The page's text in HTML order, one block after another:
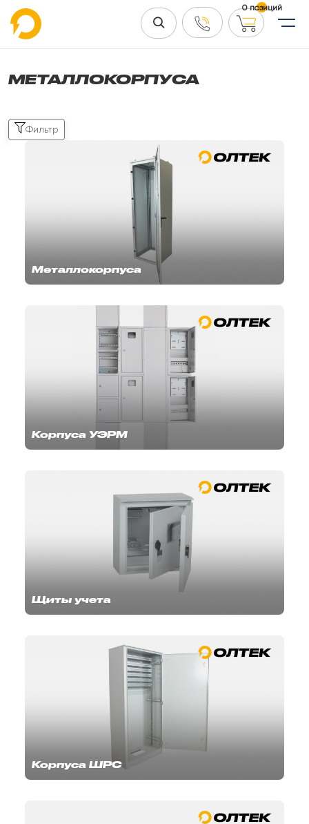
0 позиций
МЕТАЛЛОКОРПУСА
Фильтр
Металлокорпуса
Корпуса УЭРМ
Щиты учета
Корпуса ШРС